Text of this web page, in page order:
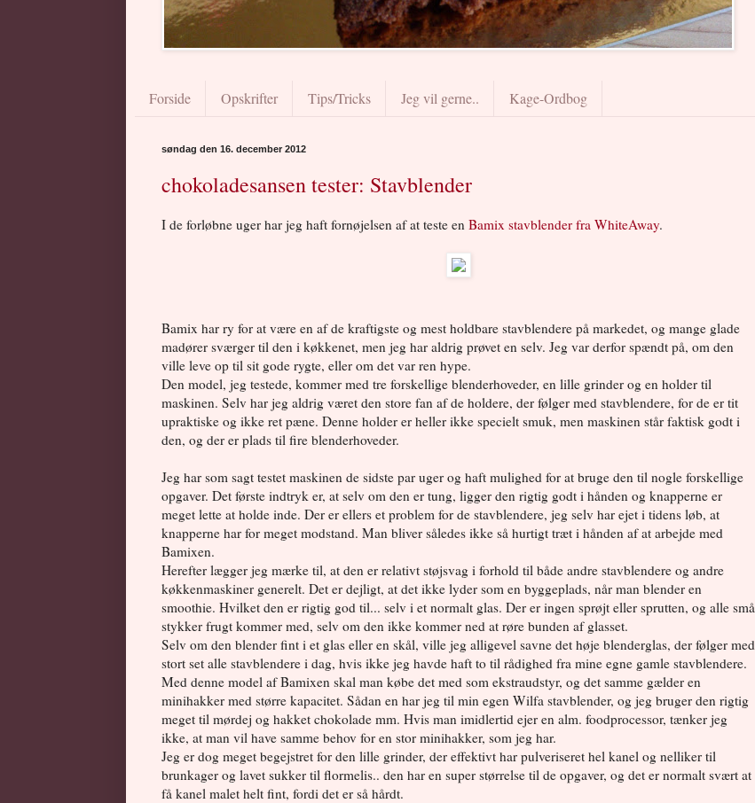
Forside Opskrifter Tips/Tricks Jeg vil gerne.. Kage-Ordbog
søndag den 16. december 2012
chokoladesansen tester: Stavblender
I de forløbne uger har jeg haft fornøjelsen af at teste en Bamix stavblender fra WhiteAway.
Bamix har ry for at være en af de kraftigste og mest holdbare stavblendere på markedet, og mange glade
madører sværger til den i køkkenet, men jeg har aldrig prøvet en selv. Jeg var derfor spændt på, om den
ville leve op til sit gode rygte, eller om det var ren hype.
Den model, jeg testede, kommer med tre forskellige blenderhoveder, en lille grinder og en holder til
maskinen. Selv har jeg aldrig været den store fan af de holdere, der følger med stavblendere, for de er tit
upraktiske og ikke ret pæne. Denne holder er heller ikke specielt smuk, men maskinen står faktisk godt i
den, og der er plads til fire blenderhoveder.
Jeg har som sagt testet maskinen de sidste par uger og haft mulighed for at bruge den til nogle forskellige
opgaver. Det første indtryk er, at selv om den er tung, ligger den rigtig godt i hånden og knapperne er
meget lette at holde inde. Der er ellers et problem for de stavblendere, jeg selv har ejet i tidens løb, at
knapperne har for meget modstand. Man bliver således ikke så hurtigt træt i hånden af at arbejde med
Bamixen.
Herefter lægger jeg mærke til, at den er relativt støjsvag i forhold til både andre stavblendere og andre
køkkenmaskiner generelt. Det er dejligt, at det ikke lyder som en byggeplads, når man blender en
smoothie. Hvilket den er rigtig god til... selv i et normalt glas. Der er ingen sprøjt eller sprutten, og alle små
stykker frugt kommer med, selv om den ikke kommer ned at røre bunden af glasset.
Selv om den blender fint i et glas eller en skål, ville jeg alligevel savne det høje blenderglas, der følger med
stort set alle stavblendere i dag, hvis ikke jeg havde haft to til rådighed fra mine egne gamle stavblendere.
Med denne model af Bamixen skal man købe det med som ekstraudstyr, og det samme gælder en
minihakker med større kapacitet. Sådan en har jeg til min egen Wilfa stavblender, og jeg bruger den rigtig
meget til mørdej og hakket chokolade mm. Hvis man imidlertid ejer en alm. foodprocessor, tænker jeg
ikke, at man vil have samme behov for en stor minihakker, som jeg har.
Jeg er dog meget begejstret for den lille grinder, der effektivt har pulveriseret hel kanel og nelliker til
brunkager og lavet sukker til flormelis.. den har en super størrelse til de opgaver, og det er normalt svært at
få kanel malet helt fint, fordi det er så hårdt.